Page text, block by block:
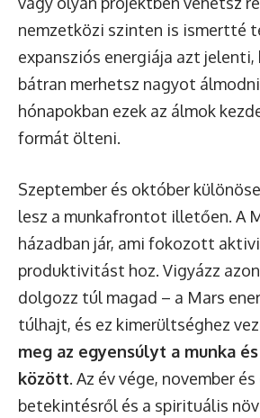
nemzetközi szinten is ismertté
expansziós energiája azt
bátran merhetsz nagyot
hónapokban ezek az álmok
formát ölteni.
Szeptember és október
lesz a munkafrontot illetően. A
házadban jár, ami fokozott
produktivitást hoz. Vigyázz
dolgozz túl magad – a Mars
túlhajt, és ez kimerültséghez
meg az egyensúlyt a munka
között. Az év vége, november
betekintésről és a spirituális